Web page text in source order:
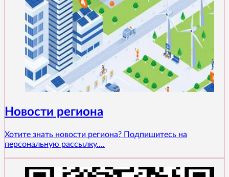
Новости региона
Хотите знать новости региона? Подпишитесь на
персональную рассылку....